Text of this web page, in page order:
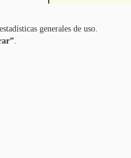
generales de uso.
.